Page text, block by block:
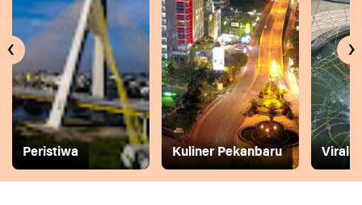
Peristiwa Kuliner Pekanbaru Viral
‹ ›